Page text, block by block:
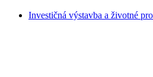
Investičná výstavba a životné